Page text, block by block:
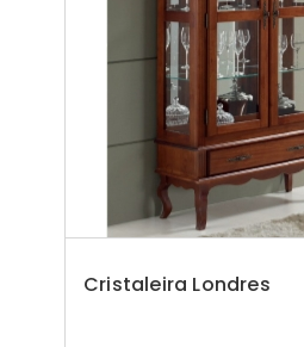
Cristaleira Londres